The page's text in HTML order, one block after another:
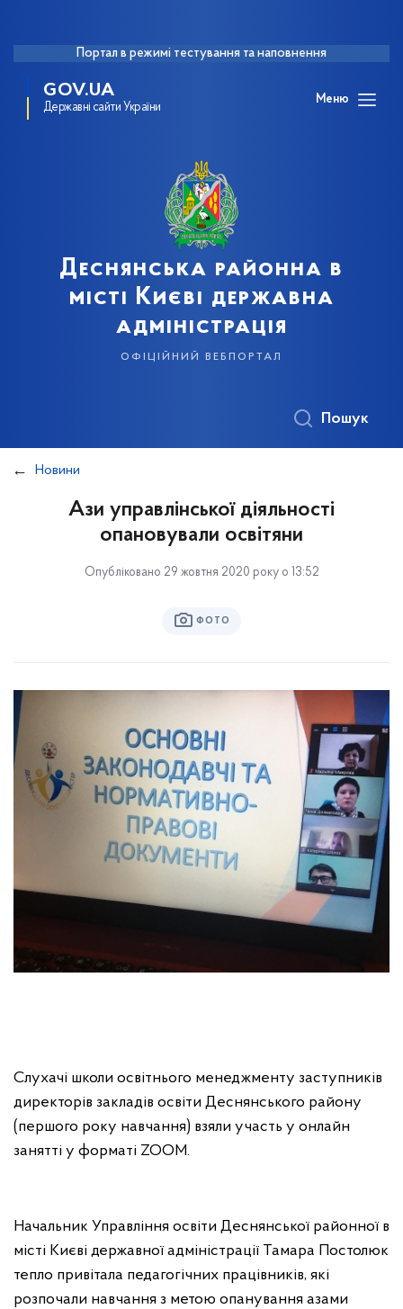
Портал в режимі тестування та наповнення
GOV.UA
Державні сайти України
Меню
Деснянська районна в
місті Києві державна
адміністрація
офіційний вебпортал
Пошук
Новини
Ази управлінської діяльності
опановували освітяни
Опубліковано 29 жовтня 2020 року о 13:52
ФОТО
Слухачі школи освітнього менеджменту заступників
директорів закладів освіти Деснянського району
(першого року навчання) взяли участь у онлайн
занятті у форматі ZOOM.
Начальник Управління освіти Деснянської районної в
місті Києві державної адміністрації Тамара Постолюк
тепло привітала педагогічних працівників, які
розпочали навчання з метою опанування азами